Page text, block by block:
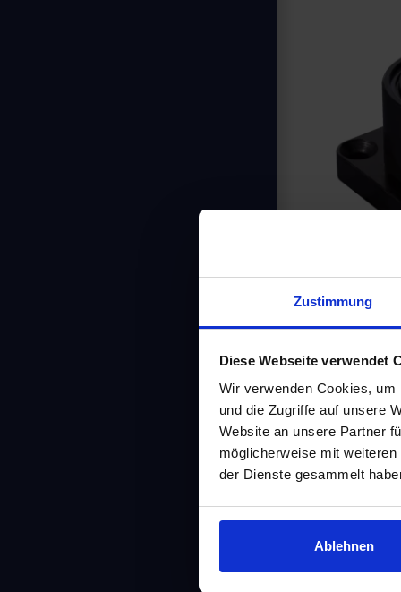
Zustimmung
Diese Webseite verwendet
Wir verwenden Cookies,
und die Zugriffe auf unsere
Website an unsere Partner
möglicherweise mit
der Dienste gesammelt
Ablehnen